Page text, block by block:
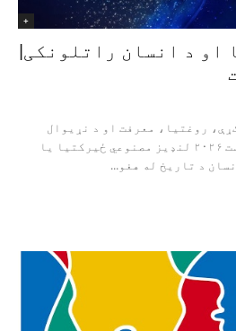
+
او د انسان راتلونکی|
روغتیا، معرفت او د نړیوال
تمدن احتمالي برخلیک اګست ۲۰۲۶ لنډیز مصنوعي ځیرکتیا یا